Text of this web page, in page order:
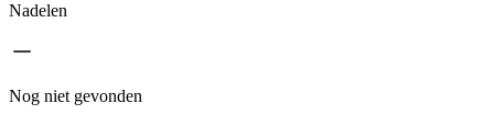
Nadelen
Nog niet gevonden